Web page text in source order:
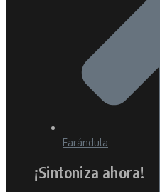
Farándula
¡Sintoniza ahora!